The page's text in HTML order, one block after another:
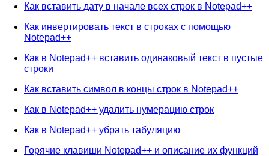
Как вставить дату в начале всех строк в Notepad++
Как инвертировать текст в строках с помощью
Notepad++
Как в Notepad++ вставить одинаковый текст в пустые
строки
Как вставить символ в концы строк в Notepad++
Как в Notepad++ удалить нумерацию строк
Как в Notepad++ убрать табуляцию
Горячие клавиши Notepad++ и описание их функций